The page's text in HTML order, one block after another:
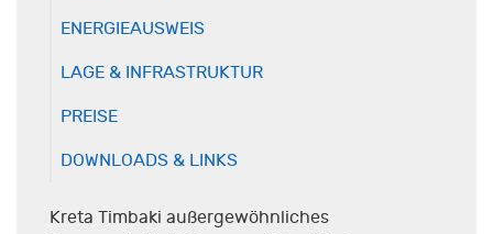
ENERGIEAUSWEIS
LAGE & INFRASTRUKTUR
PREISE
DOWNLOADS & LINKS
Kreta Timbaki außergewöhnliches